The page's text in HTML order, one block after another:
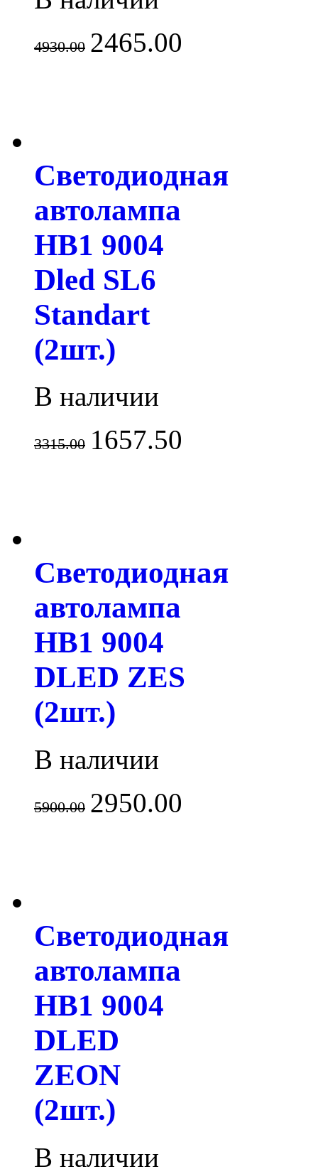
4930.00 2465.00
Светодиодная
автолампа
HB1 9004
Dled SL6
Standart
(2шт.)
В наличии
3315.00 1657.50
Светодиодная
автолампа
HB1 9004
DLED ZES
(2шт.)
В наличии
5900.00 2950.00
Светодиодная
автолампа
HB1 9004
DLED
ZEON
(2шт.)
В наличии